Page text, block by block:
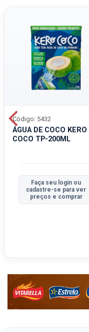
ÁGUA DE COCO KERO
COCO TP-200ML
Código: 5432
Faça seu login ou
cadastre-se para ver
preços e comprar